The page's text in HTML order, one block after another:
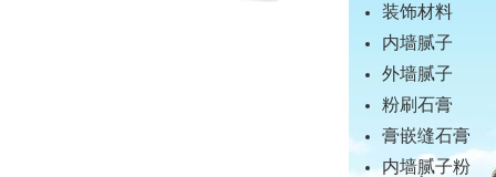
装饰材料
内墙腻子
外墙腻子
粉刷石膏
膏嵌缝石膏
内墙腻子粉